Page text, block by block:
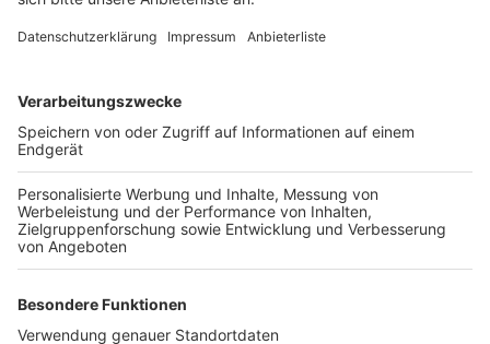
Bürgerhaus. Das sind zum Beispiel die Blues-Brothers-
Coverband, Electric Sheeps mit Indie-Pop
öffnet am Samstag ab 16.30 Uhr.
Anzeige
Weitere Themen von Rhein und Erft
Anzeige